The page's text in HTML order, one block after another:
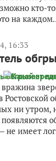
кто-
на
16:33
ни утром,
не имеет